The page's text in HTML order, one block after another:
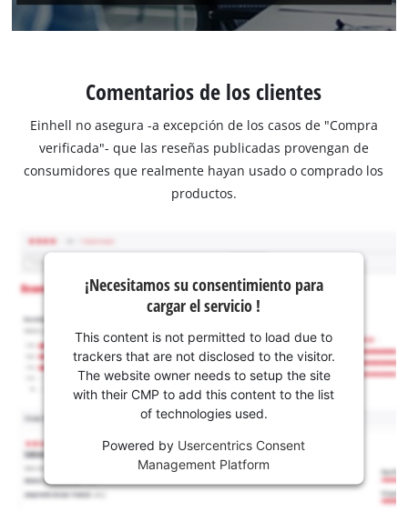
Comentarios de los clientes
Einhell no asegura -a excepción de los casos de "Compra
verificada"- que las reseñas publicadas provengan de
consumidores que realmente hayan usado o comprado los
productos.
¡Necesitamos su consentimiento para
cargar el servicio !
This content is not permitted to load due to
trackers that are not disclosed to the visitor.
The website owner needs to setup the site
with their CMP to add this content to the list
of technologies used.
Powered by Usercentrics Consent
Management Platform